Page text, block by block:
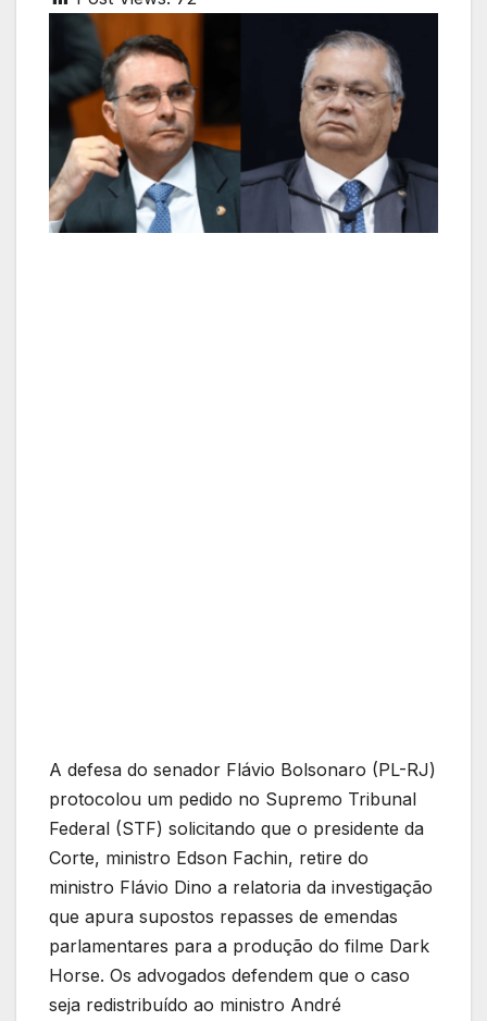
A defesa do senador Flávio Bolsonaro (PL-RJ)
protocolou um pedido no Supremo Tribunal
Federal (STF) solicitando que o presidente da
Corte, ministro Edson Fachin, retire do
ministro Flávio Dino a relatoria da investigação
que apura supostos repasses de emendas
parlamentares para a produção do filme Dark
Horse. Os advogados defendem que o caso
seja redistribuído ao ministro André